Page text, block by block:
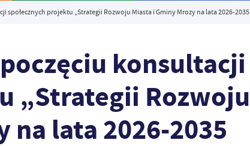
społecznych projektu „Strategii Rozwoju Miasta i Gminy Mrozy na lata 2026-2035
konsultacji
„Strategii Rozwoju
na lata 2026-2035